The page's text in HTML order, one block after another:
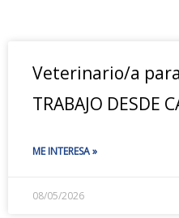
Veterinario/a
TRABAJO DESDE
ME INTERESA »
08/05/2026